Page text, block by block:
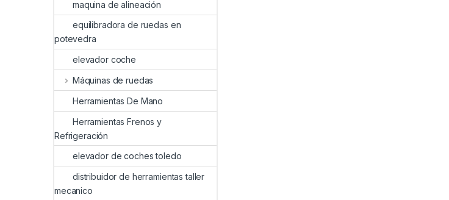
maquina de alineación
equilibradora de ruedas en
potevedra
elevador coche
Máquinas de ruedas
Herramientas De Mano
Herramientas Frenos y
Refrigeración
elevador de coches toledo
distribuidor de herramientas taller
mecanico